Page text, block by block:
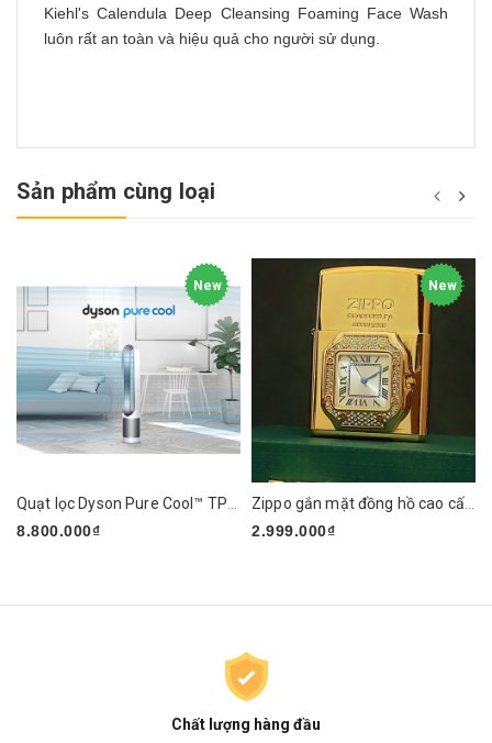
Kiehl's Calendula Deep Cleansing Foaming Face Wash
luôn rất an toàn và hiệu quả cho người sử dụng.
Sản phẩm cùng loại
New
8.800.000₫
New
Zippo gắn mặt đồng hồ cao cấp ZN295
2.999.000₫
Chất lượng hàng đầu